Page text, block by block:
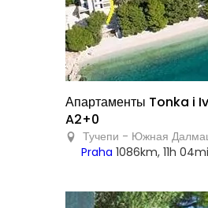
Апартаменты Tonka i
A2+0
Тучепи - Южная
Praha 1086km, 11h